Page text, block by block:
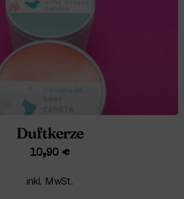
Duftkerze
10,90 €
inkl. MwSt.